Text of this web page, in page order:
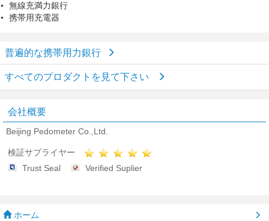
無線充満力銀行
携帯用充電器
普遍的な携帯用力銀行
すべてのプロダクトを見て下さい
会社概要
Beijing Pedometer Co.,Ltd.
検証サプライヤー
Trust Seal
Verified Suplier
ホーム